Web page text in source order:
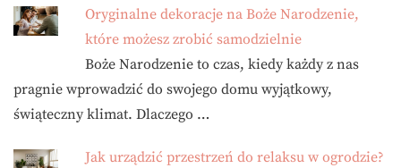
Oryginalne dekoracje na Boże Narodzenie,
które możesz zrobić samodzielnie
Boże Narodzenie to czas, kiedy każdy z nas
pragnie wprowadzić do swojego domu wyjątkowy,
świąteczny klimat. Dlaczego …
Jak urządzić przestrzeń do relaksu w ogrodzie?